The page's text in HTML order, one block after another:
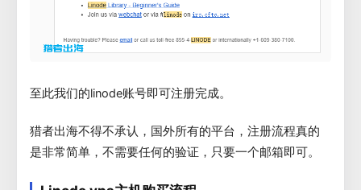
至此我们的linode账号即可注册完成。
猎者出海不得不承认，国外所有的平台，注册流程真的
是非常简单，不需要任何的验证，只要一个邮箱即可。